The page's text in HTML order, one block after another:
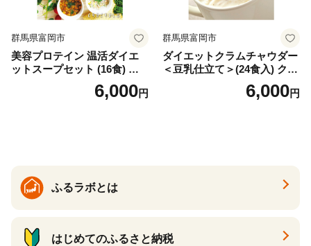
群馬県富岡市
美容プロテイン 温活ダイエ
ットスープセット (16食) 小
分け スープ 食べ比べ セット
詰合せ クラムチャウダー チ
6,000円
群馬県富岡市
ダイエットクラムチャウダー
＜豆乳仕立て＞(24食入) クラ
ムチャウダー 豆乳 ダイエッ
ト スープ プロテイン たんぱ
6,000円
ふるラボとは
はじめてのふるさと納税